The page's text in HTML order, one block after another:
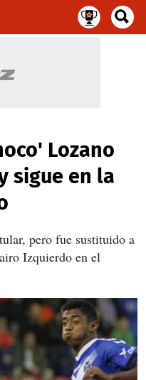
Lozano
sigue en la
pero fue sustituido a
Izquierdo en el